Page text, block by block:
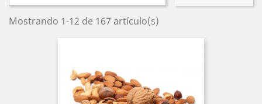
Mostrando 1-12 de 167 artículo(s)